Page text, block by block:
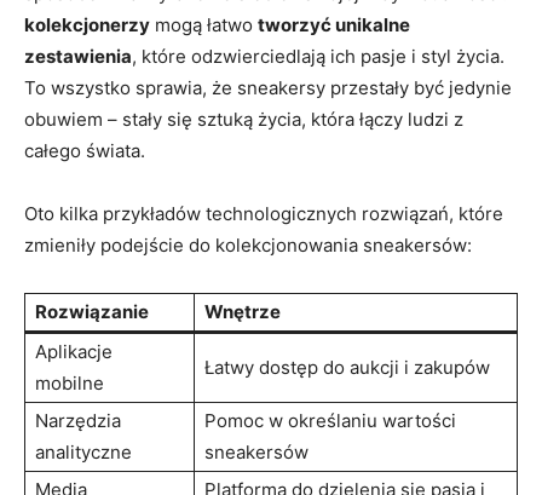
kolekcjonerzy mogą łatwo tworzyć unikalne
zestawienia, które odzwierciedlają ich pasje i styl życia.
To wszystko sprawia, że sneakersy przestały być jedynie
obuwiem – stały się sztuką życia, która łączy ludzi z
całego świata.
Oto kilka przykładów technologicznych rozwiązań, które
zmieniły podejście do kolekcjonowania sneakersów:
Rozwiązanie
Wnętrze
Aplikacje
mobilne
Łatwy dostęp do aukcji i zakupów
Narzędzia
analityczne
Pomoc w określaniu wartości
sneakersów
Media
Platforma do dzielenia się pasją i